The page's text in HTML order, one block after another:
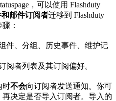
，可以使用 Flashduty
邮件订阅者迁移到 Flashduty
：
件、分组、历史事件、维护记
阅者列表及其订阅偏好。
时不会向订阅者发送通知。你可
决定是否导入订阅者。导入的